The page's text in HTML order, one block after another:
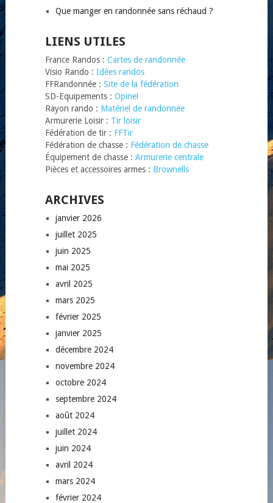
Que manger en randonnée sans réchaud ?
LIENS UTILES
France Randos : Cartes de randonnée
Visio Rando : Idées randos
FFRandonnée : Site de la fédération
SD-Equipements : Opinel
Rayon rando : Matériel de randonnée
Armurerie Loisir : Tir loisir
Fédération de tir : FFTir
Fédération de chasse : Fédération de chasse
Équipement de chasse : Armurerie centrale
Pièces et accessoires armes : Brownells
ARCHIVES
janvier 2026
juillet 2025
juin 2025
mai 2025
avril 2025
mars 2025
février 2025
janvier 2025
décembre 2024
novembre 2024
octobre 2024
septembre 2024
août 2024
juillet 2024
juin 2024
avril 2024
mars 2024
février 2024